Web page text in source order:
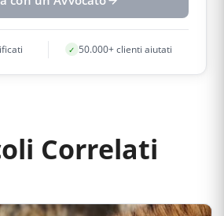
✓ 50.000+ clienti aiutati
Correlati